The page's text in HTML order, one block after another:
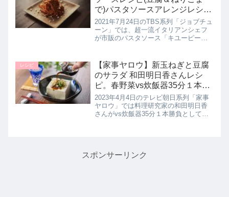
で)パスタソースアレンジレシピ
バトル｜7月24日
2021年7月24日のTBS系列「ジョブチュ
ーン」では、超一流イタリアンシェフ
が市販のパスタソース「キユーピーあ
スーパーで買うことのできる食材「豆
腐」と「ねりごま」を使用...
レシピ
【家事ヤロウ】新玉ねぎと豆腐
のサラダ 和田明日香さんレシ
ピ。春野菜vs炊飯器35分１本勝
負｜4月4日
2023年4月4日のテレビ朝日系列「家事
ヤロウ」では料理研究家の和田明日香
さんがvs炊飯器35分１本勝負として春
スポンサーリンク